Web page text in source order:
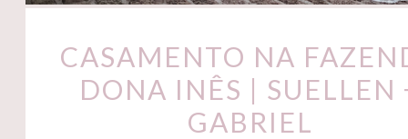
CASAMENTO NA
DONA INÊS | SUELLEN
GABRIEL